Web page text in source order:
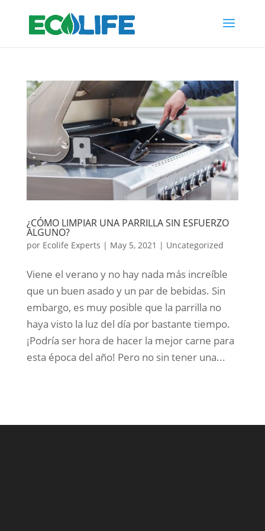
¿CÓMO LIMPIAR UNA PARRILLA SIN ESFUERZO
ALGUNO?
por Ecolife Experts | May 5, 2021 | Uncategorized
Viene el verano y no hay nada más increíble
que un buen asado y un par de bebidas. Sin
embargo, es muy posible que la parrilla no
haya visto la luz del día por bastante tiempo.
¡Podría ser hora de hacer la mejor carne para
esta época del año! Pero no sin tener una...